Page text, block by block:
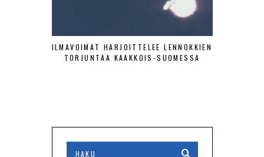
ILMAVOIMAT HARJOITTELEE LENNOKKIEN
TORJUNTAA KAAKKOIS-SUOMESSA